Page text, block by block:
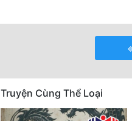
Truyện Cùng Thể Loại